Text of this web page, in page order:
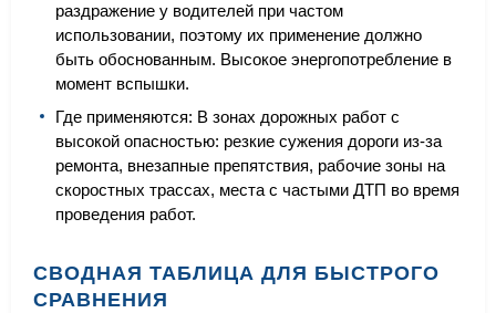
раздражение у водителей при частом
использовании, поэтому их применение должно
быть обоснованным. Высокое энергопотребление в
момент вспышки.
Где применяются: В зонах дорожных работ с
высокой опасностью: резкие сужения дороги из-за
ремонта, внезапные препятствия, рабочие зоны на
скоростных трассах, места с частыми ДТП во время
проведения работ.
СВОДНАЯ ТАБЛИЦА ДЛЯ БЫСТРОГО
СРАВНЕНИЯ